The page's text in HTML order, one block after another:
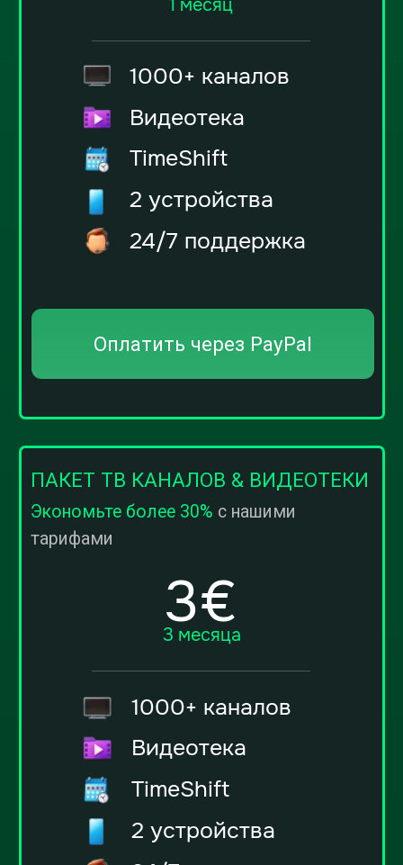
3€
1000+ каналов
TimeShift
2 устройства
Оплатить через PayPal
с нашими
6€
1000+ каналов
Видеотека
24/7 поддержка
Оплатить через PayPal
тарифами